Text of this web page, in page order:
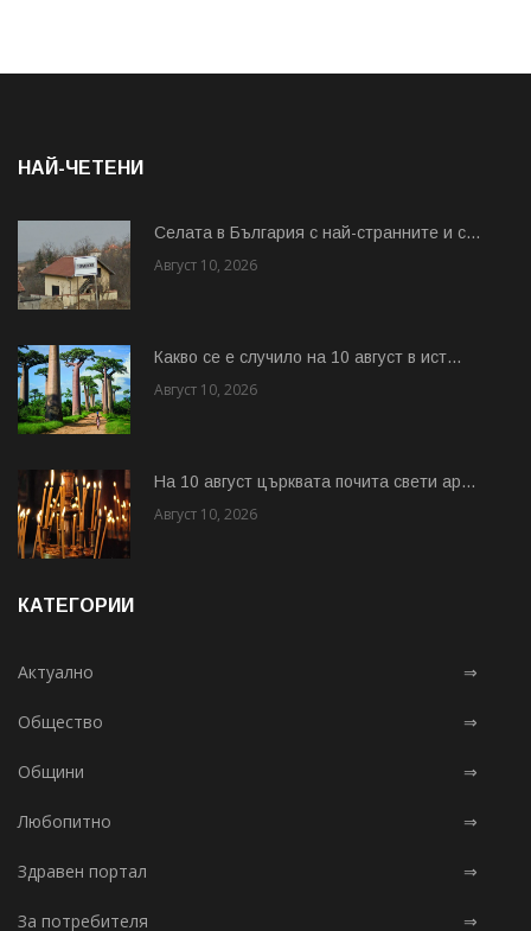
НАЙ-ЧЕТЕНИ
Cелата в България с най-странните и с...
Август 10, 2026
Какво се е случило на 10 август в ист...
Август 10, 2026
На 10 август църквата почита свети ар...
Август 10, 2026
КАТЕГОРИИ
Актуално ⇒
Общество ⇒
Общини ⇒
Любопитно ⇒
Здравен портал ⇒
За потребителя ⇒